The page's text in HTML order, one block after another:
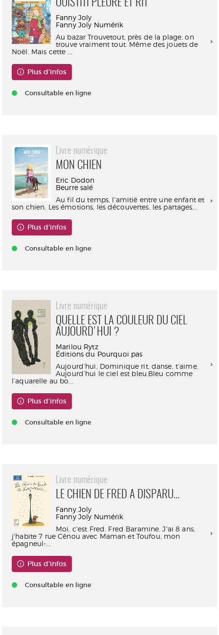
OUISTITI PLEURE ET RIT
Fanny Joly
Fanny Joly Numérik
Au bazar Trouvetout, près de la plage, on
trouve vraiment tout. Même des jouets de
Noël. Mais cette ...
Plus d'infos
Consultable en ligne
Livre numérique
MON CHIEN
Eric Dodon
Beurre salé
Au fil du temps, l'amitié entre une enfant et
son chien. Les émotions, les découvertes, les partages...
Plus d'infos
Consultable en ligne
Livre numérique
QUELLE EST LA COULEUR DU CIEL
AUJOURD'HUI ?
Marilou Rytz
Éditions du Pourquoi pas
Aujourd’hui, Dominique rit, danse, t’aime.
Aujourd’hui le ciel est bleu.Bleu comme
l’aquarelle au bo...
Plus d'infos
Consultable en ligne
Livre numérique
LE CHIEN DE FRED A DISPARU...
Fanny Joly
Fanny Joly Numérik
Moi, c'est Fred. Fred Baramine. J'ai 8 ans,
j'habite 7 rue Cénou avec Maman et Toufou, mon
épagneul-...
Plus d'infos
Consultable en ligne